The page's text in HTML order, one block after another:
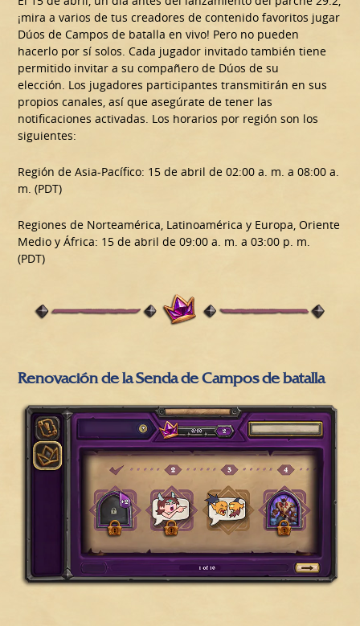
¡mira a varios de tus creadores de contenido favoritos jugar
Dúos de Campos de batalla en vivo! Pero no pueden
hacerlo por sí solos. Cada jugador invitado también tiene
permitido invitar a su compañero de Dúos de su
elección. Los jugadores participantes transmitirán en sus
propios canales, así que asegúrate de tener las
notificaciones activadas. Los horarios por región son los
siguientes:
Región de Asia-Pacífico: 15 de abril de 02:00 a. m. a 08:00 a.
m. (PDT)
Regiones de Norteamérica, Latinoamérica y Europa, Oriente
Medio y África: 15 de abril de 09:00 a. m. a 03:00 p. m.
(PDT)
Renovación de la Senda de Campos de batalla